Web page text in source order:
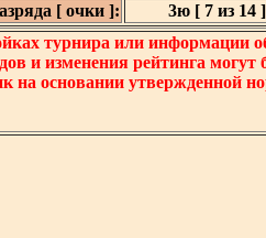
[ очки ]:
3ю [ 7 из 14 ]
турнира или информации
и изменения рейтинга
на основании утвержденной